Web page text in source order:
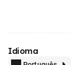
Idioma